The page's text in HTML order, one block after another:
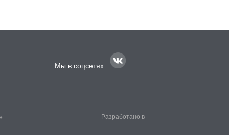
Мы в соцсетях:
Разработано в